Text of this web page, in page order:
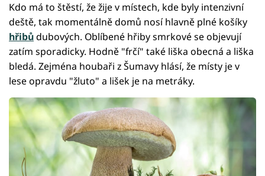
Kdo má to štěstí, že žije v místech, kde byly intenzivní
deště, tak momentálně domů nosí hlavně plné košíky
hřibůdubových. Oblíbené hřiby smrkové se objevují
zatím sporadicky. Hodně "frčí" také liška obecná a liška
bledá. Zejména houbaři z Šumavy hlásí, že místy je v
lese opravdu "žluto" a lišek je na metráky.